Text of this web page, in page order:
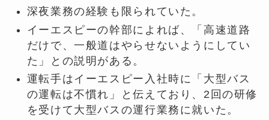
深夜業務の経験も限られていた。
イーエスピーの幹部によれば、「高速道路
だけで、一般道はやらせないようにしてい
た」との説明がある。
運転手はイーエスピー入社時に「大型バス
の運転は不慣れ」と伝えており、2回の研修
を受けて大型バスの運行業務に就いた。